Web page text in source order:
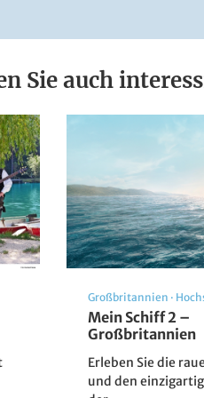
© Reitenberger Spa Medical
Sie auch
Großbritannien ·
Mein Schiff 2 –
Großbritannien
Erleben Sie die
und den